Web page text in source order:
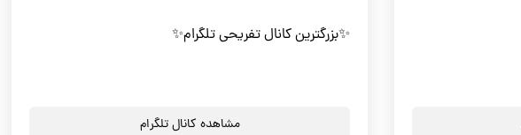
✨بزرگترين كانال تفریحی تلگرام✨
مشاهده کانال تلگرام